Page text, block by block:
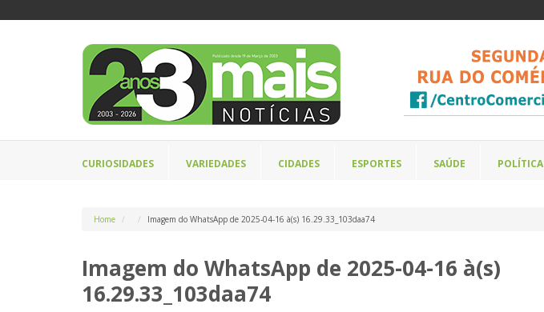
CURIOSIDADES VARIEDADES CIDADES ESPORTES SAÚDE POLÍTICA
Home Imagem do WhatsApp de 2025-04-16 à(s) 16.29.33_103daa74
Imagem do WhatsApp de 2025-04-16 à(s)
16.29.33_103daa74